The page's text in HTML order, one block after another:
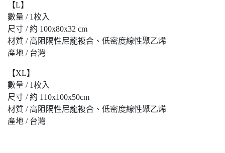
【L】
數量 / 1枚入
尺寸 / 約 100x80x32 cm
材質 / 高阻隔性尼龍複合、低密度線性聚乙烯
產地 / 台灣
【XL】
數量 / 1枚入
尺寸 / 約 110x100x50cm
材質 / 高阻隔性尼龍複合、低密度線性聚乙烯
產地 / 台灣